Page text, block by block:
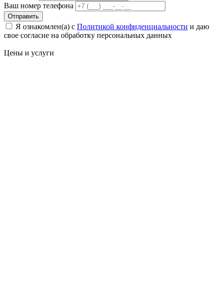
Ваш номер телефона
Отправить
Я ознакомлен(а) с Политикой конфиденциальности и даю
свое cогласие на обработку персональных данных
Цены и услуги